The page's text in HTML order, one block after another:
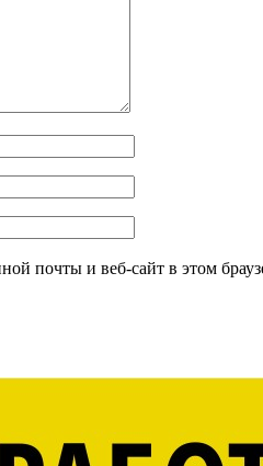
почты и веб-сайт в этом